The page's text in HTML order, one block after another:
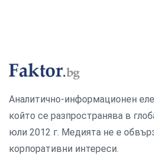
Аналитично-информационен
който се разпространява в
юли 2012 г. Медията не е
корпоративни интереси.